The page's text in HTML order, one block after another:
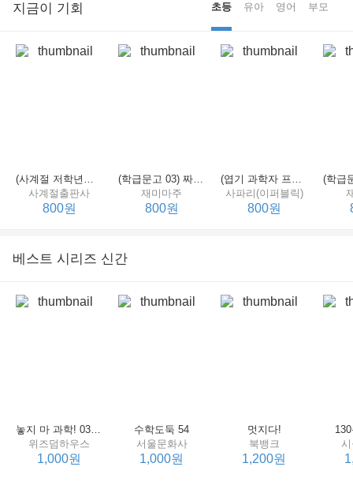
지금이 기회 초등 유아 영어 부모
(사계절 저학년문고 21) 선생님은 모르는 게 너무 많아
사계절출판사
800원
(학급문고 03) 짜장 짬뽕 탕수육
재미마주
800원
(엽기 과학자 프래니 01) 도시락 괴물이 나타났다
사파리(이퍼블릭)
800원
베스트 시리즈 신간
놓지 마 과학! 03 : 정신이 공룡에 정신 놓다
위즈덤하우스
1,000원
수학도둑 54
서울문화사
1,000원
멋지다!
북뱅크
1,200원